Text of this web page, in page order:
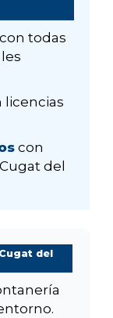
con todas
licencias
con
del
del